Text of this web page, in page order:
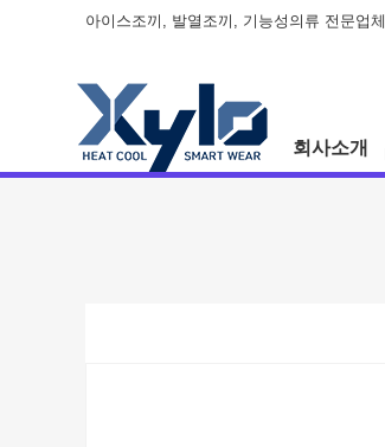
아이스조끼, 발열조끼, 기능성의류 전문업체
회사소개